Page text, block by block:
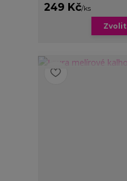
249 Kč/ks